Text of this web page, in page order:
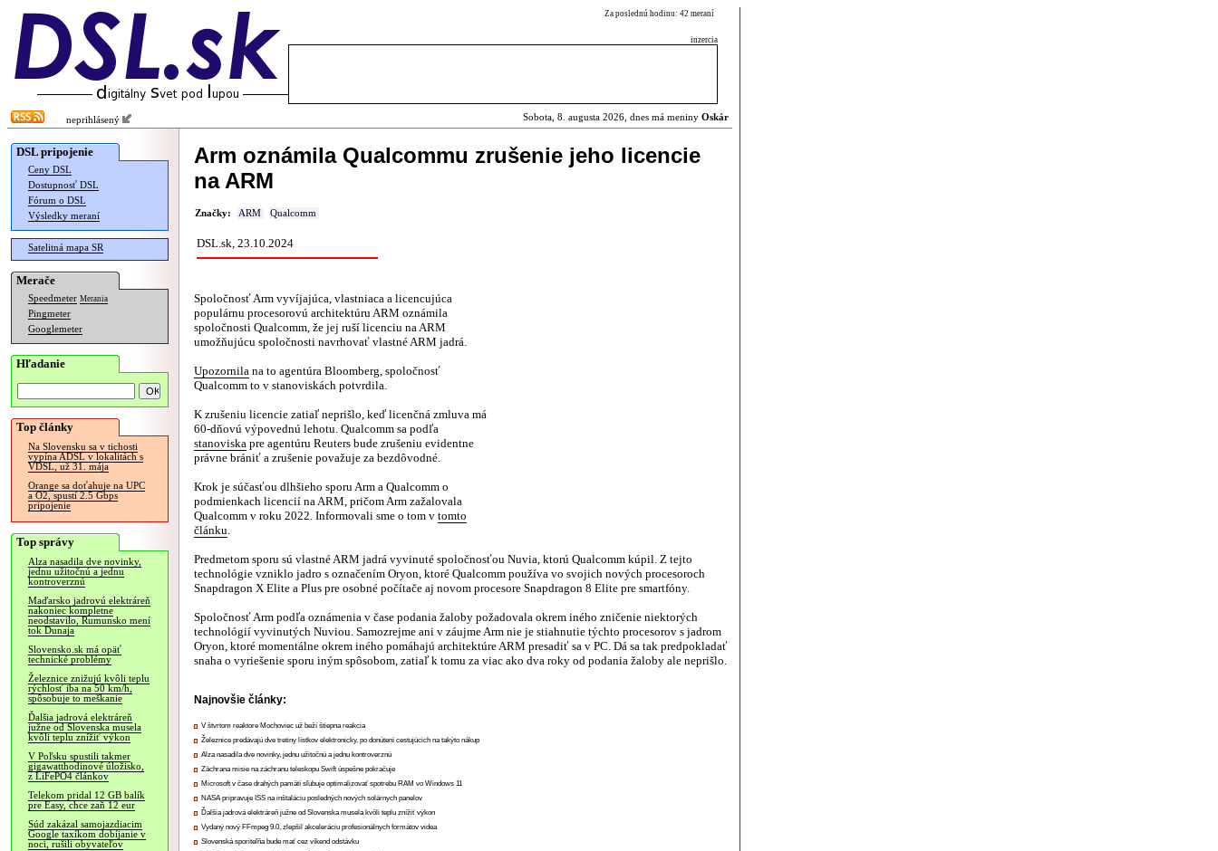
Za poslednú hodinu: 42 meraní
inzercia
neprihlásený Sobota, 8. augusta 2026, dnes má meniny Oskár
DSL pripojenie
Ceny DSL
Dostupnosť DSL
Fórum o DSL
Výsledky meraní
Satelitná mapa SR
Merače
Speedmeter Merania
Pingmeter
Googlemeter
Hľadanie
Top články
Na Slovensku sa v tichosti
vypína ADSL v lokalitách s
VDSL, už 31. mája
Orange sa doťahuje na UPC
a O2, spustí 2.5 Gbps
pripojenie
Top správy
Alza nasadila dve novinky,
jednu užitočnú a jednu
kontroverznú
Maďarsko jadrovú elektráreň
nakoniec kompletne
neodstavilo, Rumunsko mení
tok Dunaja
Slovensko.sk má opäť
technické problémy
Železnice znižujú kvôli teplu
rýchlosť iba na 50 km/h,
spôsobuje to meškanie
Ďalšia jadrová elektráreň
južne od Slovenska musela
kvôli teplu znížiť výkon
V Poľsku spustili takmer
gigawatthodinové úložisko,
z LiFePO4 článkov
Telekom pridal 12 GB balík
pre Easy, chce zaň 12 eur
Súd zakázal samojazdiacim
Google taxíkom dobíjanie v
noci, rušili obyvateľov
Arm oznámila Qualcommu zrušenie jeho licencie
na ARM
Značky: ARM Qualcomm
DSL.sk, 23.10.2024
Spoločnosť Arm vyvíjajúca, vlastniaca a licencujúca
populárnu procesorovú architektúru ARM oznámila
spoločnosti Qualcomm, že jej ruší licenciu na ARM
umožňujúcu spoločnosti navrhovať vlastné ARM jadrá.
Upozornila na to agentúra Bloomberg, spoločnosť
Qualcomm to v stanoviskách potvrdila.
K zrušeniu licencie zatiaľ neprišlo, keď licenčná zmluva má
60-dňovú výpovednú lehotu. Qualcomm sa podľa
stanoviska pre agentúru Reuters bude zrušeniu evidentne
právne brániť a zrušenie považuje za bezdôvodné.
Krok je súčasťou dlhšieho sporu Arm a Qualcomm o
podmienkach licencií na ARM, pričom Arm zažalovala
Qualcomm v roku 2022. Informovali sme o tom v tomto
článku.
Predmetom sporu sú vlastné ARM jadrá vyvinuté spoločnosťou Nuvia, ktorú Qualcomm kúpil. Z tejto
technológie vzniklo jadro s označením Oryon, ktoré Qualcomm používa vo svojich nových procesoroch
Snapdragon X Elite a Plus pre osobné počítače aj novom procesore Snapdragon 8 Elite pre smartfóny.
Spoločnosť Arm podľa oznámenia v čase podania žaloby požadovala okrem iného zničenie niektorých
technológií vyvinutých Nuviou. Samozrejme ani v záujme Arm nie je stiahnutie týchto procesorov s jadrom
Oryon, ktoré momentálne okrem iného pomáhajú architektúre ARM presadiť sa v PC. Dá sa tak predpokladať
snaha o vyriešenie sporu iným spôsobom, zatiaľ k tomu za viac ako dva roky od podania žaloby ale neprišlo.
Najnovšie články:
V štvrtom reaktore Mochoviec už beží štiepna reakcia
Železnice predávajú dve tretiny lístkov elektronicky, po donútení cestujúcich na takýto nákup
Alza nasadila dve novinky, jednu užitočnú a jednu kontroverznú
Záchrana misie na záchranu teleskopu Swift úspešne pokračuje
Microsoft v čase drahých pamätí sľubuje optimalizovať spotrebu RAM vo Windows 11
NASA pripravuje ISS na inštaláciu posledných nových solárnych panelov
Ďalšia jadrová elektráreň južne od Slovenska musela kvôli teplu znížiť výkon
Vydaný nový FFmpeg 9.0, zlepšil akceleráciu profesionálnych formátov videa
Slovenská sporiteľňa bude mať cez víkend odstávku